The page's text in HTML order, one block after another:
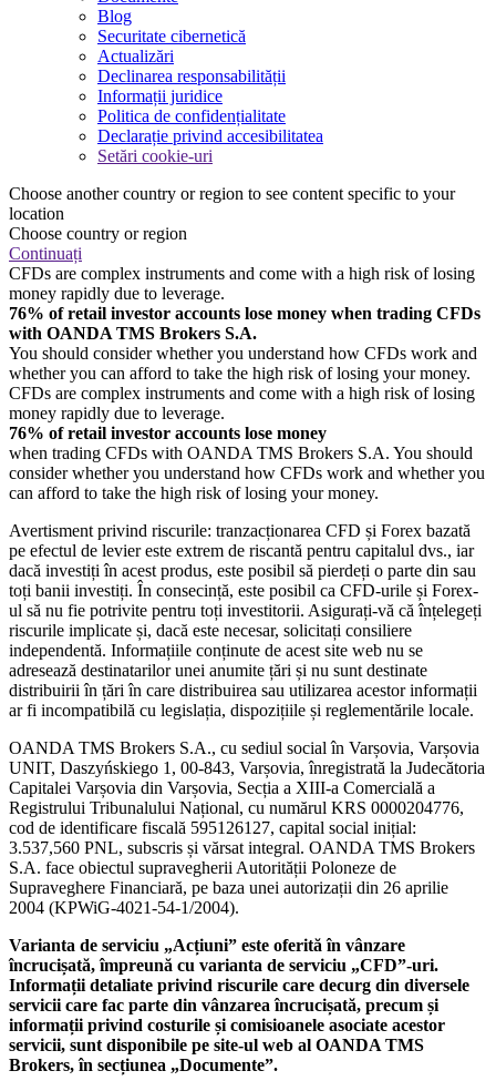
Blog
Securitate cibernetică
Actualizări
Declinarea responsabilității
Informații juridice
Politica de confidențialitate
Declarație privind accesibilitatea
Setări cookie-uri
Choose another country or region to see content specific to your
location
Choose country or region
Continuați
CFDs are complex instruments and come with a high risk of losing
money rapidly due to leverage.
76% of retail investor accounts lose money when trading CFDs
with OANDA TMS Brokers S.A.
You should consider whether you understand how CFDs work and
whether you can afford to take the high risk of losing your money.
CFDs are complex instruments and come with a high risk of losing
money rapidly due to leverage.
76% of retail investor accounts lose money
when trading CFDs with OANDA TMS Brokers S.A. You should
consider whether you understand how CFDs work and whether you
can afford to take the high risk of losing your money.
Avertisment privind riscurile: tranzacționarea CFD și Forex bazată
pe efectul de levier este extrem de riscantă pentru capitalul dvs., iar
dacă investiți în acest produs, este posibil să pierdeți o parte din sau
toți banii investiți. În consecință, este posibil ca CFD-urile și Forex-
ul să nu fie potrivite pentru toți investitorii. Asigurați-vă că înțelegeți
riscurile implicate și, dacă este necesar, solicitați consiliere
independentă. Informațiile conținute de acest site web nu se
adresează destinatarilor unei anumite țări și nu sunt destinate
distribuirii în țări în care distribuirea sau utilizarea acestor informații
ar fi incompatibilă cu legislația, dispozițiile și reglementările locale.
OANDA TMS Brokers S.A., cu sediul social în Varșovia, Varșovia
UNIT, Daszyńskiego 1, 00-843, Varșovia, înregistrată la Judecătoria
Capitalei Varșovia din Varșovia, Secția a XIII-a Comercială a
Registrului Tribunalului Național, cu numărul KRS 0000204776,
cod de identificare fiscală 595126127, capital social inițial:
3.537,560 PNL, subscris și vărsat integral. OANDA TMS Brokers
S.A. face obiectul supravegherii Autorității Poloneze de
Supraveghere Financiară, pe baza unei autorizații din 26 aprilie
2004 (KPWiG-4021-54-1/2004).
Varianta de serviciu „Acțiuni” este oferită în vânzare
încrucișată, împreună cu varianta de serviciu „CFD”-uri.
Informații detaliate privind riscurile care decurg din diversele
servicii care fac parte din vânzarea încrucișată, precum și
informații privind costurile și comisioanele asociate acestor
servicii, sunt disponibile pe site-ul web al OANDA TMS
Brokers, în secțiunea „Documente”.